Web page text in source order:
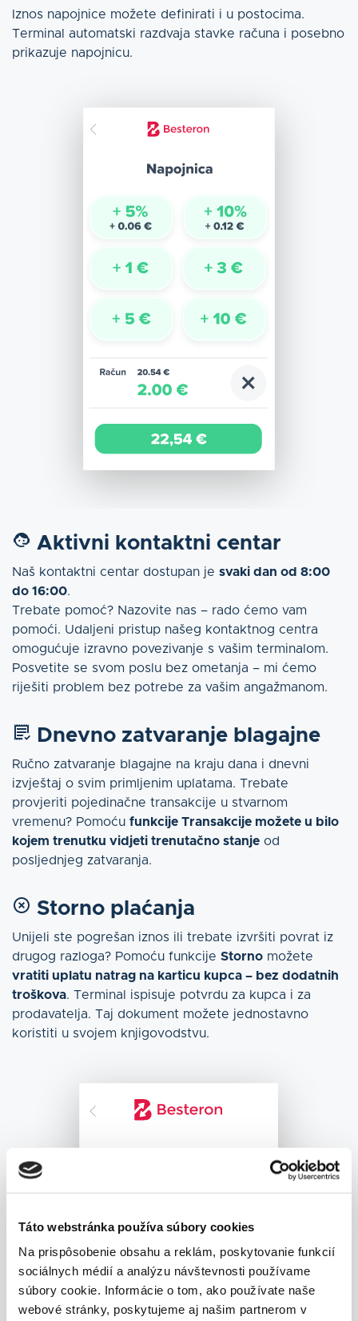
Táto webstránka používa súbory cookies
Na prispôsobenie obsahu a reklám, poskytovanie funkcií
sociálnych médií a analýzu návštevnosti používame
súbory cookie. Informácie o tom, ako používate naše
webové stránky, poskytujeme aj našim partnerom v
Iznos napojnice možete definirati i u postocima.
Terminal automatski razdvaja stavke računa i posebno
prikazuje napojnicu.
Aktivni kontaktni centar
Naš kontaktni centar dostupan je svaki dan od 8:00
do 16:00.
Trebate pomoć? Nazovite nas – rado ćemo vam
pomoći. Udaljeni pristup našeg kontaktnog centra
omogućuje izravno povezivanje s vašim terminalom.
Posvetite se svom poslu bez ometanja – mi ćemo
riješiti problem bez potrebe za vašim angažmanom.
Dnevno zatvaranje blagajne
Ručno zatvaranje blagajne na kraju dana i dnevni
izvještaj o svim primljenim uplatama. Trebate
provjeriti pojedinačne transakcije u stvarnom
vremenu? Pomoću funkcije Transakcije možete u bilo
kojem trenutku vidjeti trenutačno stanje od
posljednjeg zatvaranja.
Storno plaćanja
Unijeli ste pogrešan iznos ili trebate izvršiti povrat iz
drugog razloga? Pomoću funkcije Storno možete
vratiti uplatu natrag na karticu kupca – bez dodatnih
troškova. Terminal ispisuje potvrdu za kupca i za
prodavatelja. Taj dokument možete jednostavno
koristiti u svojem knjigovodstvu.